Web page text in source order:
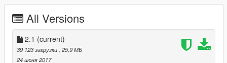
Wheel Color:Rims (via trainer)
Installation description included!
Enjoy!
All Versions
2.1 (current)
39 123 загрузки , 25,9 МБ
24 июня 2017